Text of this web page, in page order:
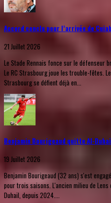
Accord conclu pour l’arrivée de
21 Juillet 2026
Le Stade Rennais fonce sur le défenseur
Le RC Strasbourg joue les trouble-fêtes.
Strasbourg se défient déjà en...
Benjamin Bourigeaud quitte Al-
19 Juillet 2026
Benjamin Bourigeaud (32 ans) s'est
pour trois saisons. L'ancien milieu de
Duhail, depuis 2024....